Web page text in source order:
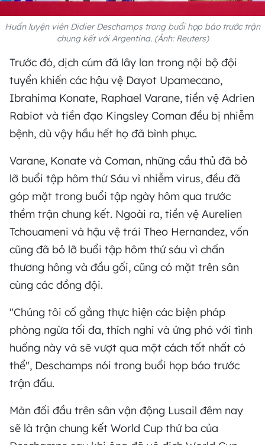
Huấn luyện viên Didier Deschamps trong buổi họp báo trước trận
chung kết với Argentina. (Ảnh: Reuters)
Trước đó, dịch cúm đã lây lan trong nội bộ đội
tuyển khiến các hậu vệ Dayot Upamecano,
Ibrahima Konate, Raphael Varane, tiền vệ Adrien
Rabiot và tiền đạo Kingsley Coman đều bị nhiễm
bệnh, dù vậy hầu hết họ đã bình phục.
Varane, Konate và Coman, những cầu thủ đã bỏ
lỡ buổi tập hôm thứ Sáu vì nhiễm virus, đều đã
góp mặt trong buổi tập ngày hôm qua trước
thềm trận chung kết. Ngoài ra, tiền vệ Aurelien
Tchouameni và hậu vệ trái Theo Hernandez, vốn
cũng đã bỏ lỡ buổi tập hôm thứ sáu vì chấn
thương hông và đầu gối, cũng có mặt trên sân
cùng các đồng đội.
"Chúng tôi cố gắng thực hiện các biện pháp
phòng ngừa tối đa, thích nghi và ứng phó với tình
huống này và sẽ vượt qua một cách tốt nhất có
thể", Deschamps nói trong buổi họp báo trước
trận đấu.
Màn đối đầu trên sân vận động Lusail đêm nay
sẽ là trận chung kết World Cup thứ ba của